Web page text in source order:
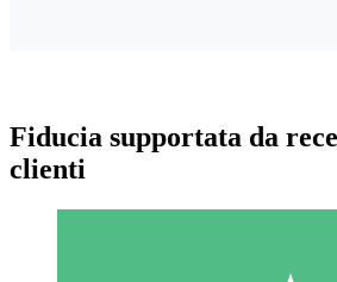
Fiducia supportata da
clienti